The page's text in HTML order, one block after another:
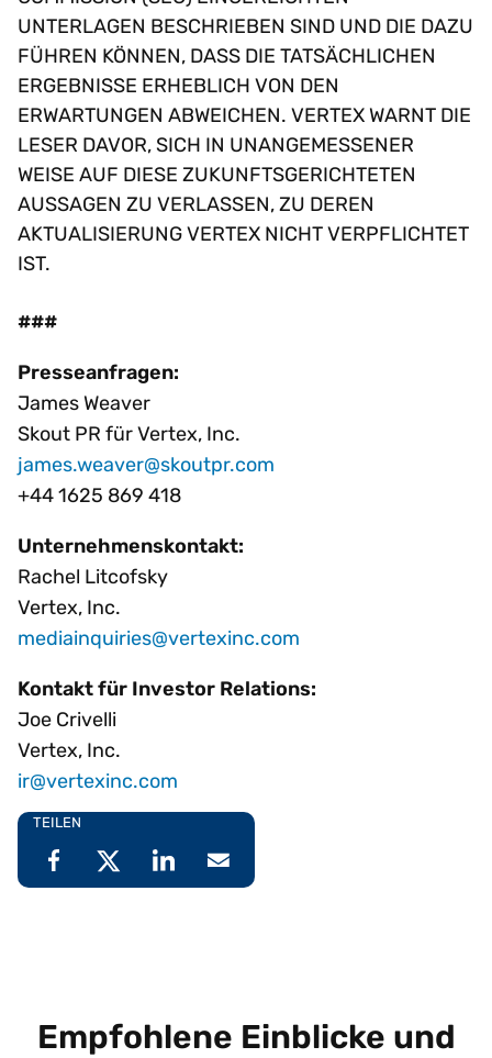
NTERLAGEN BESCHRIEBEN SIND UND DIE DAZU F
ÜHREN KÖNNEN, DASS DIE TATSÄCHLICHEN E
RGEBNISSE ERHEBLICH VON DEN E
RWARTUNGEN ABWEICHEN. VERTEX WARNT DIE L
ESER DAVOR, SICH IN UNANGEMESSENER W
EISE AUF DIESE ZUKUNFTSGERICHTETEN A
USSAGEN ZU VERLASSEN, ZU DEREN A
KTUALISIERUNG VERTEX NICHT VERPFLICHTET I
ST.
###
Presseanfragen:
James Weaver
Skout PR für Vertex, Inc.
james.weaver@skoutpr.com
+44 1625 869 418
Unternehmenskontakt:
Rachel Litcofsky
Vertex, Inc.
mediainquiries@vertexinc.com
Kontakt für Investor Relations:
Joe Crivelli
Vertex, Inc.
ir@vertexinc.com
TEILEN
Empfohlene Einblicke und